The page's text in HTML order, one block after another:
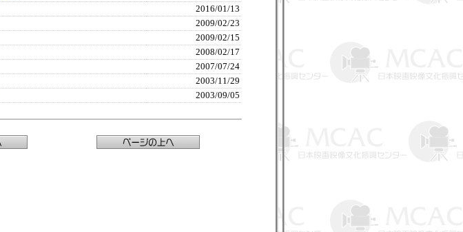
2016/01/13
2009/02/23
2009/02/15
2008/02/17
2007/07/24
2003/11/29
2003/09/05